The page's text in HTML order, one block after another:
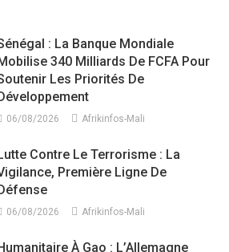
: La Banque Mondiale
340 Milliards De FCFA Pour
Les Priorités De
06/08/2026 Afrikinfos-Mali
Contre Le Terrorisme : La
Première Ligne De
06/08/2026 Afrikinfos-Mali
À Gao : L’Allemagne